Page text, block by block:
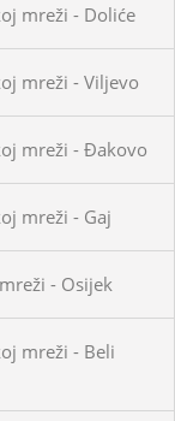
mreži - Doliće
mreži - Viljevo
mreži - Đakovo
mreži - Gaj
- Osijek
mreži - Beli